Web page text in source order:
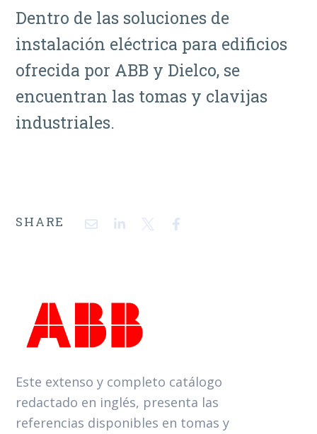
Dentro de las soluciones de
instalación eléctrica para edificios
ofrecida por ABB y Dielco, se
encuentran las tomas y clavijas
industriales.
SHARE
Este extenso y completo catálogo
redactado en inglés, presenta las
referencias disponibles en tomas y